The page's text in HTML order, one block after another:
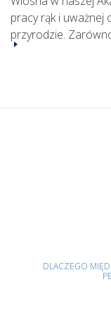
pracy rąk i uważnej
przyrodzie.
DLACZEGO